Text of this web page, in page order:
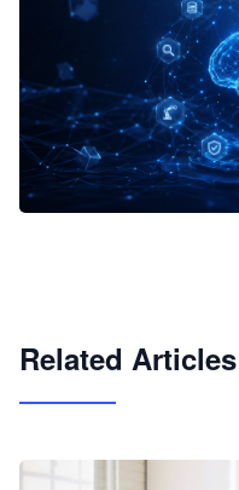
Related Articles